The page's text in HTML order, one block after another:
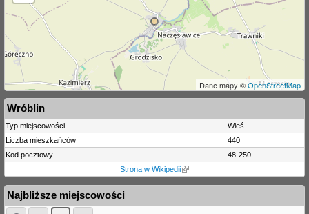
Dane mapy ©OpenStreetMap
Wróblin
Typ miejscowości
Wieś
Liczba mieszkańców
440
Kod pocztowy
48-250
Strona w Wikipedii
Najbliższe miejscowości